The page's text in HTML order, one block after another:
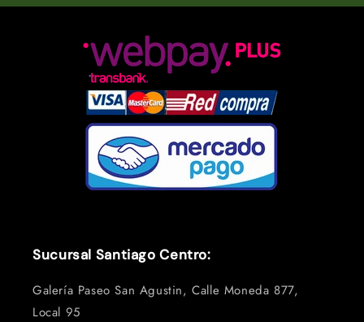
Sucursal Santiago Centro:
Galería Paseo San Agustin, Calle Moneda 877,
Local 95